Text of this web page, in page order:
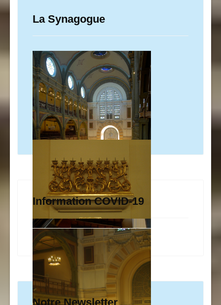
La Synagogue
Information COVID-19
Notre Newsletter